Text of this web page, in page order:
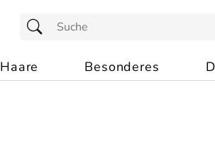
Haare Besonderes